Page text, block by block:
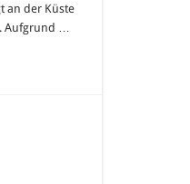
an der Küste
Aufgrund …